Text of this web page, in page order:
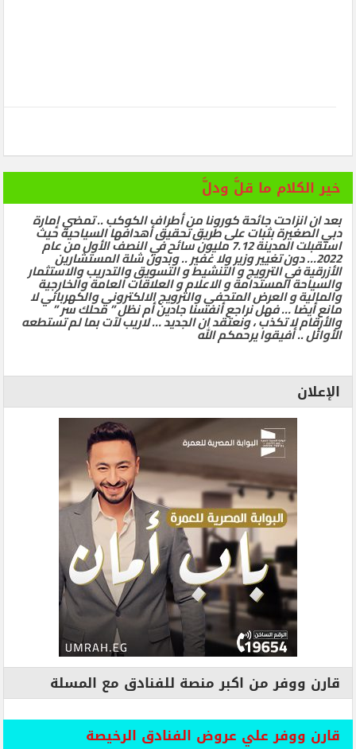
خير الكلام ما قلَّ ودلَّ
بعد ان انزاحت جائحة كورونا من أطراف الكوكب .. تمضي إمارة
دبي الصغيرة بثبات على طريق تحقيق أهدافها السياحية حيث
استقبلت المدينة 7.12 مليون سائح في النصف الأول من عام
2022… دون تغيير وزير ولا غفير .. وبدون شلة المستشارين
الأزرقية في الترويج و التنشيط و التسويق والتدريب والاستثمار
والسياحة المستدامة و الاعلام و العلاقات العامة والخارجية
والمالية و العرض المتحفي والترويج الالكتروني والكهربائي لا
مانع أيضا … فهل نراجع أنفسنا جادين أم نظل ” محلك سر ”
والأرقام لا تكذب ، ونعتقد ان الجديد … لاريب لآت بما لم تستطعه
الأوائل .. أفيقوا يرحمكم الله
الإعلان
قارن ووفر من اكبر منصة للفنادق مع المسلة
قارن ووفر علي عروض الفنادق الرخيصة